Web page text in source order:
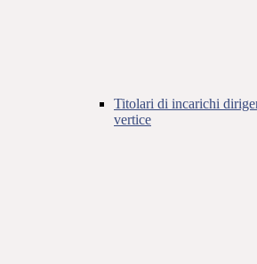
Titolari di incarichi
vertice